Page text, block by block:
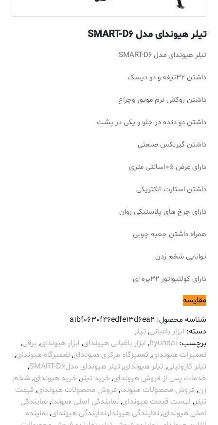
تیلر هیوندای مدل SMART-D6
تیلر هیوندای مدل SMART-D6
داشتن 32تیغه و دو دیسک
داشتن روکش نرم موتور وچراغ
داشتن دو دنده در جلو و یکی در پشت
داشتن گیربکس صنعتی
دارای عرض 105سانتی متری
داشتن استارت الکتریکی
دارای چرخ های پلاستیکی روان
همراه داشتن جعبه چوبی
توانایی شخم زدن
دارای کولتیواتور 32پره ای
مقایسه
شناسه محصول: a1bf0630f46edfe13d6ea2
دسته: ابزار باغبانی, تیلر
برچسب: hyundai
, ابزار باغبانی هیوندای, ابزار هیوندای,برقی,
تعمیرات هیوندای, تعمیرگاه مرکزی هیوندای, تعمیرگاه هیوندای,
تیلر گازوئیلی, تیلر هیوندای, تیلر هیوندای مدلSMART-D6
,
خدمات پس از فروش هیوندای,خرید تیلر,خرید هیوندای, شخم
زن, فروش محصولات هیوندا, فروش محصولات هیوندای, قیمت
تیلر, لیست قیمت هیوندای,نمایندگی اصلی هیوندا,نمایندگی
اصلی هیوندای,نمایندگی هیوندا,نمایندگی هیوندای,نماینده